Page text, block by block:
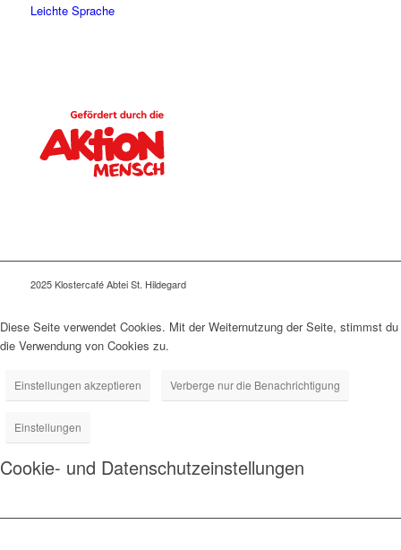
Leichte Sprache
2025 Klostercafé Abtei St. Hildegard
Diese Seite verwendet Cookies. Mit der Weiternutzung der Seite, stimmst du
die Verwendung von Cookies zu.
Einstellungen akzeptieren Verberge nur die Benachrichtigung
Einstellungen
Cookie- und Datenschutzeinstellungen